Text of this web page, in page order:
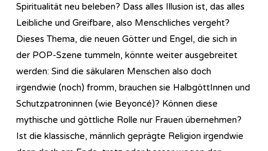
Spiritualität neu beleben? Dass alles Illusion ist, das alles
Leibliche und Greifbare, also Menschliches vergeht?
Dieses Thema, die neuen Götter und Engel, die sich in
der POP-Szene tummeln, könnte weiter ausgebreitet
werden: Sind die säkularen Menschen also doch
irgendwie (noch) fromm, brauchen sie HalbgöttInnen und
Schutzpatroninnen (wie Beyoncé)? Können diese
mythische und göttliche Rolle nur Frauen übernehmen?
Ist die klassische, männlich geprägte Religion irgendwie